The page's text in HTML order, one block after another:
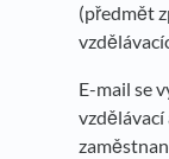
(předmět
E-mail se
vzdělávací